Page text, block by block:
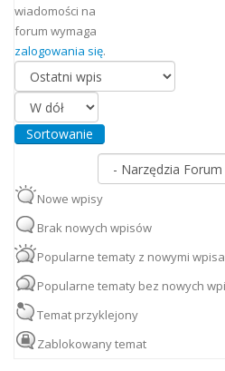
wiadomości na
forum wymaga
zalogowania się.
Porządkuj według
Sortowanie
Nowe wpisy
Brak nowych wpisów
Popularne tematy z nowymi
Popularne tematy bez nowych
Temat przyklejony
Zablokowany temat